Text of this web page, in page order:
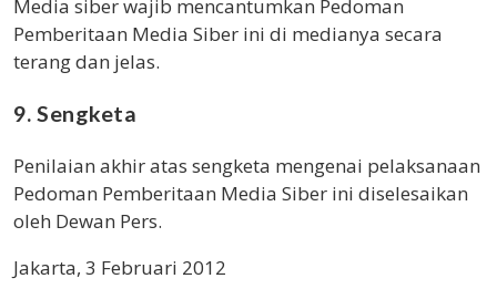
Media siber wajib mencantumkan Pedoman
Pemberitaan Media Siber ini di medianya secara
terang dan jelas.
9. Sengketa
Penilaian akhir atas sengketa mengenai pelaksanaan
Pedoman Pemberitaan Media Siber ini diselesaikan
oleh Dewan Pers.
Jakarta, 3 Februari 2012